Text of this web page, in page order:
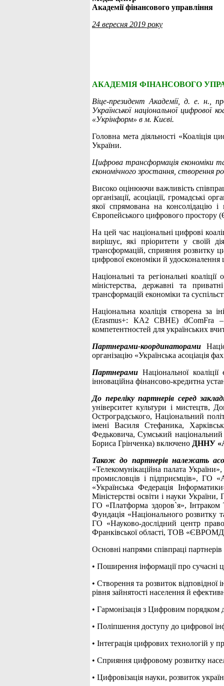
Академії фінансового управління
24 вересня 2019 року
АКАДЕМІЯ ФІНАНСОВОГО
Віце-президент Академії, д. е. н.,
Української національної цифрової
«Укрінформ» в м. Києві.
Головна мета діяльності «Коаліція
України.
Цифрова трансформація економіки
економічного зростання, створення
Високо оцінюючи важливість
організації, асоціації, громадські
якої спрямована на консолідацію і
Європейського цифрового
На цей час національні цифрові
вирішує, які пріоритети у своїй
трансформацій, сприяння розвитку
цифрової економіки й
Національні та регіональні
міністерства, державні та
трансформацій економіки та
Національна коаліція створена за
(Erasmus+: КА2 CBHE) dComFra
компетентностей для українських
Партнерами-координаторами
організацію «Українська асоціація
Партнерами Національної
інноваційна фінансово-кредитна
До переліку партнерів серед
університет культури і мистецтв,
Остроградського, Національний
імені Василя Стефаника,
Федьковича, Сумський національний
Бориса Грінченка) включено ДННУ
Також до партнерів належать
«Телекомунікаційна палата
промисловців і підприємців», ГО
«Українська Федерація
Міністерстві освіти і науки
ГО «Платформа здоров`я»,
Фундація «Національного
ГО «Науково-дослідний центр
Франківської області, ТОВ «ЄВРОМД
Основні напрями співпраці партнерів
• Поширення інформації про сучасні
• Створення та розвиток
рівня зайнятості населення й
• Гармонізація з Цифровим
• Поліпшення доступу до цифрової
• Інтеграція цифрових технологій у
• Сприяння цифровому розвитку
• Цифровізація науки, розвиток